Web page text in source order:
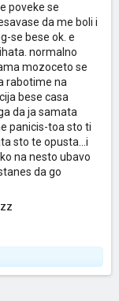
poveke se
da me boli i
se bese ok. e
normalno
mozoceto se
rabotime na
bese casa
da ja samata
panicis-toa sto ti
sto te opusta...i
na nesto ubavo
da go